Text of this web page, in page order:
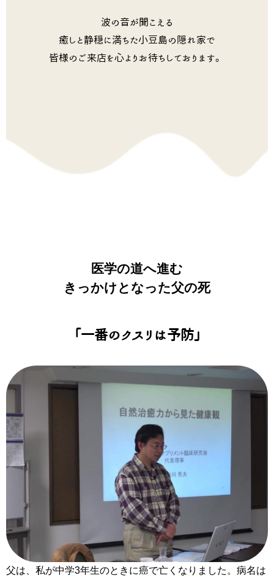
波の音が聞こえる
癒しと静穏に満ちた小豆島の隠れ家で
皆様のご来店を心よりお待ちしております。
医学の道へ進む
きっかけとなった父の死
「一番のクスリは予防」
父は、私が中学3年生のときに癌で亡くなりました。病名は